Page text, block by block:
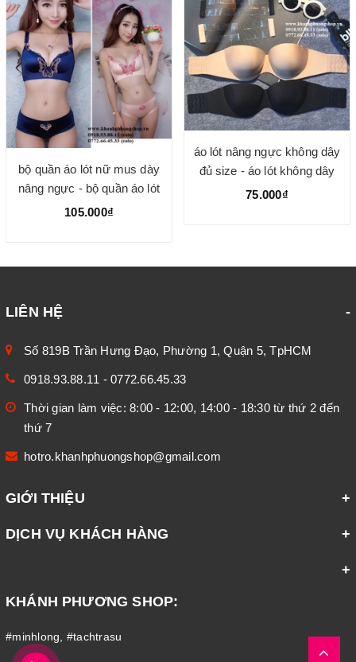
bộ quần áo lót nữ mus dày
nâng ngực - bộ quần áo lót
nữ
105.000₫
áo lót nâng ngực không dây
đủ size - áo lót không dây
nâng ngực hiệu quả
75.000₫
LIÊN HỆ
Số 819B Trần Hưng Đạo, Phường 1, Quận 5, TpHCM
0918.93.88.11 - 0772.66.45.33
Thời gian làm việc: 8:00 - 12:00, 14:00 - 18:30 từ thứ 2 đến
thứ 7
hotro.khanhphuongshop@gmail.com
GIỚI THIỆU
DỊCH VỤ KHÁCH HÀNG
KHÁNH PHƯƠNG SHOP:
#minhlong #tachtrasu